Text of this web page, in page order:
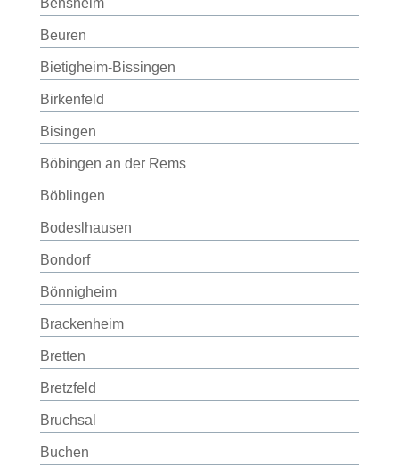
Bensheim
Beuren
Bietigheim-Bissingen
Birkenfeld
Bisingen
Böbingen an der Rems
Böblingen
Bodeslhausen
Bondorf
Bönnigheim
Brackenheim
Bretten
Bretzfeld
Bruchsal
Buchen